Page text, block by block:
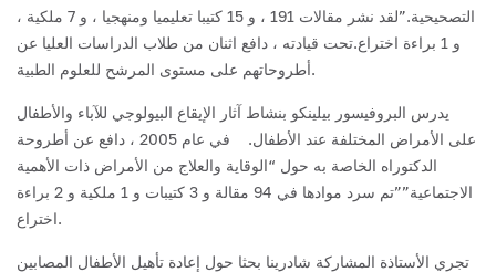
التصحيحية.”لقد نشر مقالات 191 ، و 15 كتيبا تعليميا ومنهجيا ، و 7 ملكية ،
و 1 براءة اختراع.تحت قيادته ، دافع اثنان من طلاب الدراسات العليا عن
أطروحاتهم على مستوى المرشح للعلوم الطبية.
يدرس البروفيسور بيلينكو بنشاط آثار الإيقاع البيولوجي للآباء والأطفال
على الأمراض المختلفة عند الأطفال. في عام 2005 ، دافع عن أطروحة
الدكتوراه الخاصة به حول “الوقاية والعلاج من الأمراض ذات الأهمية
الاجتماعية””تم سرد موادها في 94 مقالة و 3 كتيبات و 1 ملكية و 2 براءة
اختراع.
تجري الأستاذة المشاركة شادرينا بحثا حول إعادة تأهيل الأطفال المصابين